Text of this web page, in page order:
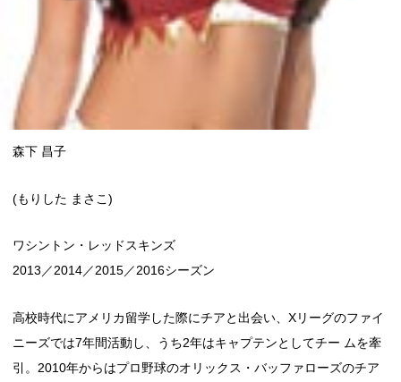
森下 昌子
(もりした まさこ)
ワシントン・レッドスキンズ
2013／2014／2015／2016シーズン
高校時代にアメリカ留学した際にチアと出会い、Xリーグのファイ
ニーズでは7年間活動し、うち2年はキャプテンとしてチー ムを牽
引。2010年からはプロ野球のオリックス・バッファローズのチア